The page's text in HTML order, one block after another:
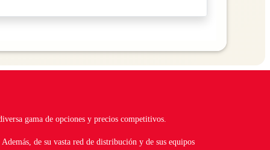
gama de opciones y precios competitivos.
de su vasta red de distribución y de sus equipos